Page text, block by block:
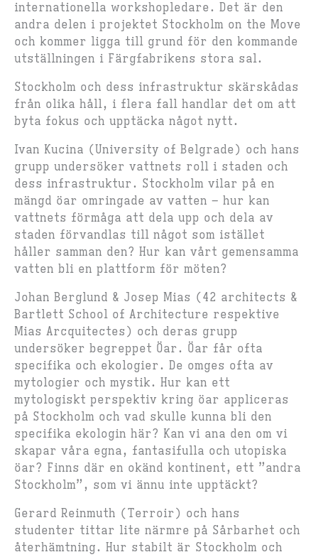
internationella workshopledare. Det är den
andra delen i projektet Stockholm on the Move
och kommer ligga till grund för den kommande
utställningen i Färgfabrikens stora sal.
Stockholm och dess infrastruktur skärskådas
från olika håll, i flera fall handlar det om att
byta fokus och upptäcka något nytt.
Ivan Kucina (University of Belgrade) och hans
grupp undersöker vattnets roll i staden och
dess infrastruktur. Stockholm vilar på en
mängd öar omringade av vatten – hur kan
vattnets förmåga att dela upp och dela av
staden förvandlas till något som istället
håller samman den? Hur kan vårt gemensamma
vatten bli en plattform för möten?
Johan Berglund & Josep Mias (42 architects &
Bartlett School of Architecture respektive
Mias Arcquitectes) och deras grupp
undersöker begreppet Öar. Öar får ofta
specifika och ekologier. De omges ofta av
mytologier och mystik. Hur kan ett
mytologiskt perspektiv kring öar appliceras
på Stockholm och vad skulle kunna bli den
specifika ekologin här? Kan vi ana den om vi
skapar våra egna, fantasifulla och utopiska
öar? Finns där en okänd kontinent, ett ”andra
Stockholm”, som vi ännu inte upptäckt?
Gerard Reinmuth (Terroir) och hans
studenter tittar lite närmre på Sårbarhet och
återhämtning. Hur stabilt är Stockholm och